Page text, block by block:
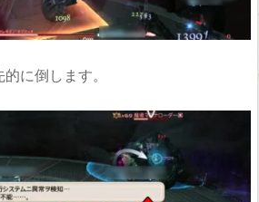
に倒します。